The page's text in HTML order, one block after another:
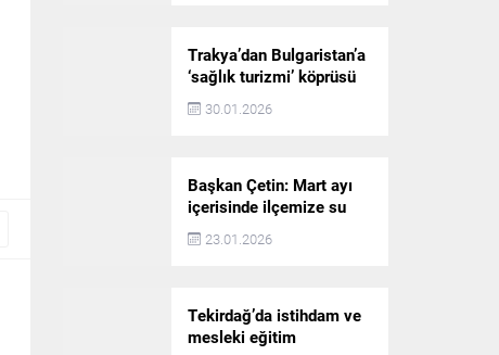
Trakya’dan Bulgaristan’a
‘sağlık turizmi’ köprüsü
30.01.2026
Başkan Çetin: Mart ayı
içerisinde ilçemize su
akışı başlatılacak
23.01.2026
Tekirdağ’da istihdam ve
mesleki eğitim